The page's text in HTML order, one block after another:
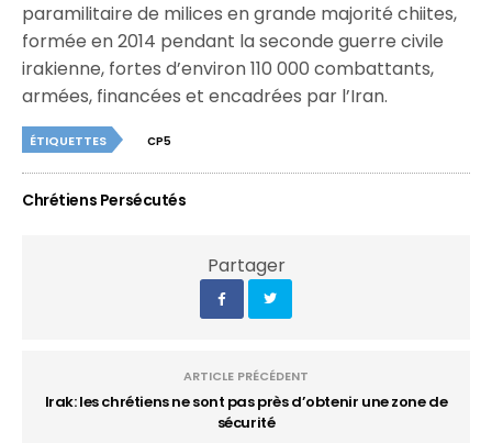
paramilitaire de milices en grande majorité chiites,
formée en 2014 pendant la seconde guerre civile
irakienne, fortes d’environ 110 000 combattants,
armées, financées et encadrées par l’Iran.
ÉTIQUETTES CP5
Chrétiens Persécutés
Partager
ARTICLE PRÉCÉDENT
Irak: les chrétiens ne sont pas près d’obtenir une zone de
sécurité